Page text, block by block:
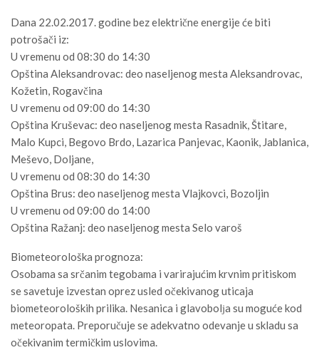
Dana 22.02.2017. godine bez električne energije će biti
potrošači iz:
U vremenu od 08:30 do 14:30
Opština Aleksandrovac: deo naseljenog mesta Aleksandrovac,
Kožetin, Rogavčina
U vremenu od 09:00 do 14:30
Opština Kruševac: deo naseljenog mesta Rasadnik, Štitare,
Malo Kupci, Begovo Brdo, Lazarica Panjevac, Kaonik, Jablanica,
Meševo, Doljane,
U vremenu od 08:30 do 14:30
Opština Brus: deo naseljenog mesta Vlajkovci, Bozoljin
U vremenu od 09:00 do 14:00
Opština Ražanj: deo naseljenog mesta Selo varoš
Biometeorološka prognoza:
Osobama sa srčanim tegobama i varirajućim krvnim pritiskom
se savetuje izvestan oprez usled očekivanog uticaja
biometeoroloških prilika. Nesanica i glavobolјa su moguće kod
meteoropata. Preporučuje se adekvatno odevanje u skladu sa
očekivanim termičkim uslovima.